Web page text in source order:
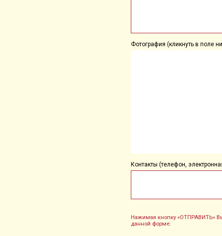
Фотография (кликнуть в поле
Контакты (телефон,
Нажимая кнопку «ОТПРАВИТЬ»
данной форме.